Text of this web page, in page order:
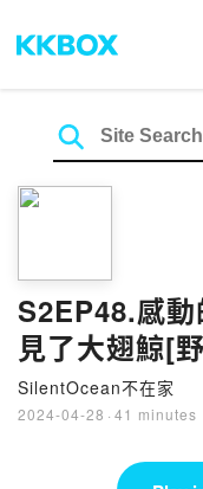
S2EP48.感
見了大翅鯨[
SilentOcean不在家
2024-04-28 · 41 minutes